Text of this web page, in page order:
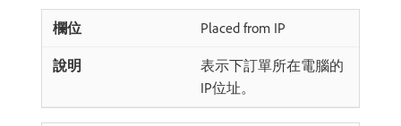
Placed from IP
表示下訂單所在電腦的
IP位址。